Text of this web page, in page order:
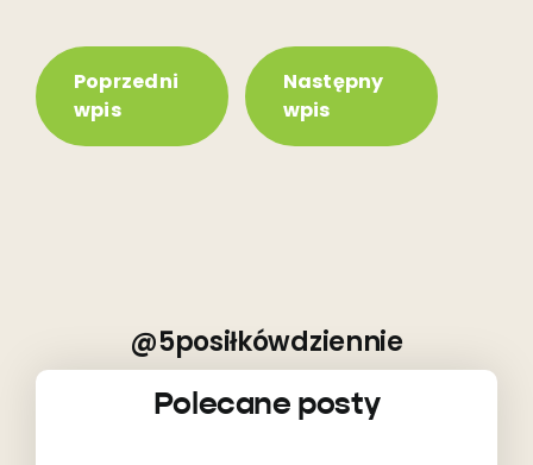
@5posiłkówdziennie
Polecane posty
Poprzedni
wpis
Następny
wpis